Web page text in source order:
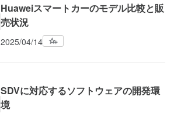
Huaweiスマートカーのモデル比較と販
売状況
2025/04/14
SDVに対応するソフトウェアの開発環
境